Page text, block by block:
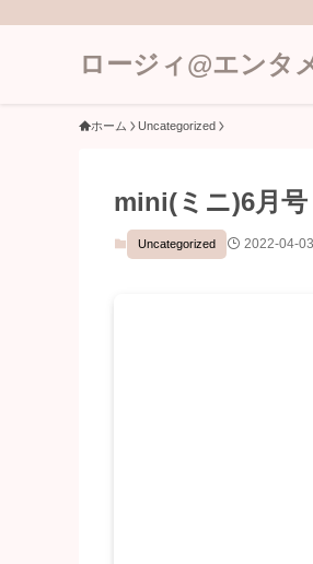
ロージィ@エンタ
ホーム Uncategorized
mini(ミニ)6月
Uncategorized 2022-04-03